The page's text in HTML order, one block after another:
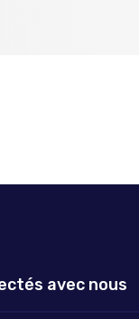
avec nous